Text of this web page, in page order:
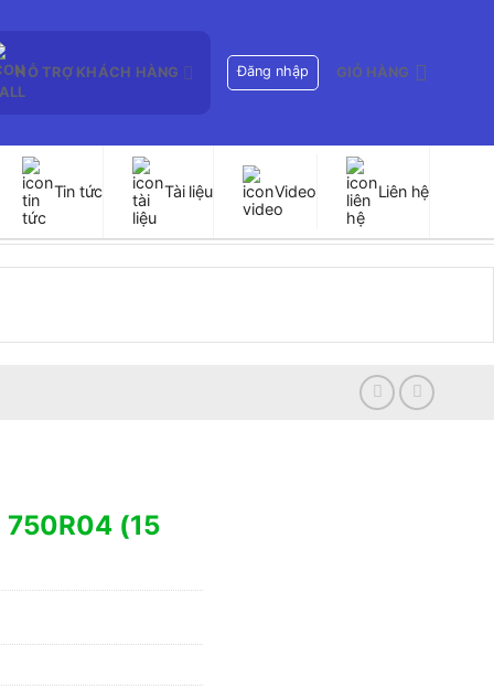
HỖ TRỢ KHÁCH HÀNG Đăng nhập GIỎ HÀNG
Tin tức Tài liệu Video Liên hệ
750R04 (15